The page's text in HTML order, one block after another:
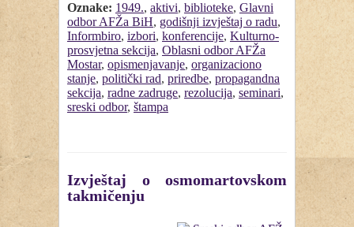
Oznake: 1949., aktivi, biblioteke, Glavni
odbor AFŽa BiH, godišnji izvještaj o radu,
Informbiro, izbori, konferencije, Kulturno-
prosvjetna sekcija, Oblasni odbor AFŽa
Mostar, opismenjavanje, organizaciono
stanje, politički rad, priredbe, propagandna
sekcija, radne zadruge, rezolucija, seminari,
sreski odbor, štampa
Izvještaj o osmomartovskom
takmičenju